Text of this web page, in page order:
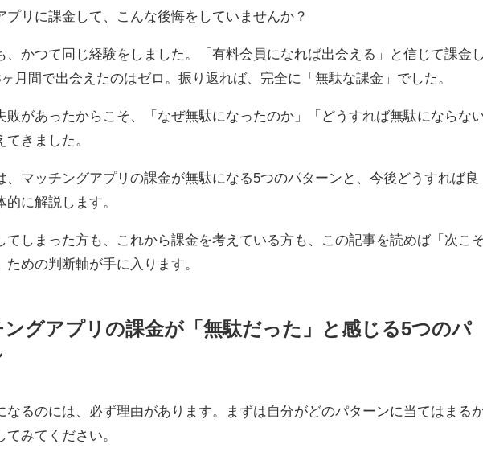
プリに課金して、こんな後悔をしていませんか？
、かつて同じ経験をしました。「有料会員になれば出会える」と信じて課金
月間で出会えたのはゼロ。振り返れば、完全に「無駄な課金」でした。
敗があったからこそ、「なぜ無駄になったのか」「どうすれば無駄にならな
てきました。
、マッチングアプリの課金が無駄になる5つのパターンと、今後どうすれば良
的に解説します。
てしまった方も、これから課金を考えている方も、この記事を読めば「次こ
ための判断軸が手に入ります。
ングアプリの課金が「無駄だった」と感じる5つのパ
なるのには、必ず理由があります。まずは自分がどのパターンに当てはまる
てみてください。